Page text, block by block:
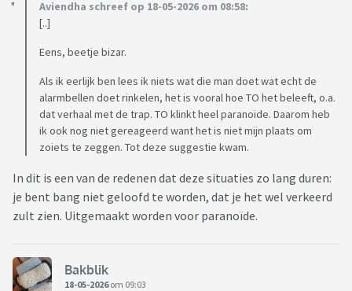
Zo vreemd.
En krijg ook nergens antwoord op, want hij regelt het
En volgens mij weet hij ook onder welke naam ik hier schijf,
want na inschrijving hier, zette hij twee weken later de film
Britget Jones op en zette het beeld stil en keek mij heel
doordringend aan en zei: Leuk hè, de film van Britget Jones
en bleef mij zo aankijken....?
Even voor de duidelijkheid andersom heb ik nergens
wachtwoorden van en op zijn eigen rekening geen zicht,
want dat gaat mij niks aan. Of loopt de boel op dit vlak te
Gaat dit bij jullie ook zo? Dit is toch raar
Aviendha schreef op 18-05-2026 om 08:58:
[..]
Eens, beetje bizar.
Als ik eerlijk ben lees ik niets wat die man doet wat echt de
alarmbellen doet rinkelen, het is vooral hoe TO het beleeft, o.a.
dat verhaal met de trap. TO klinkt heel paranoide. Daarom heb
ik ook nog niet gereageerd want het is niet mijn plaats om
zoiets te zeggen. Tot deze suggestie kwam.
In dit is een van de redenen dat deze situaties zo lang duren:
je bent bang niet geloofd te worden, dat je het wel verkeerd
zult zien. Uitgemaakt worden voor paranoïde.
Bakblik
18-05-2026om 09:03